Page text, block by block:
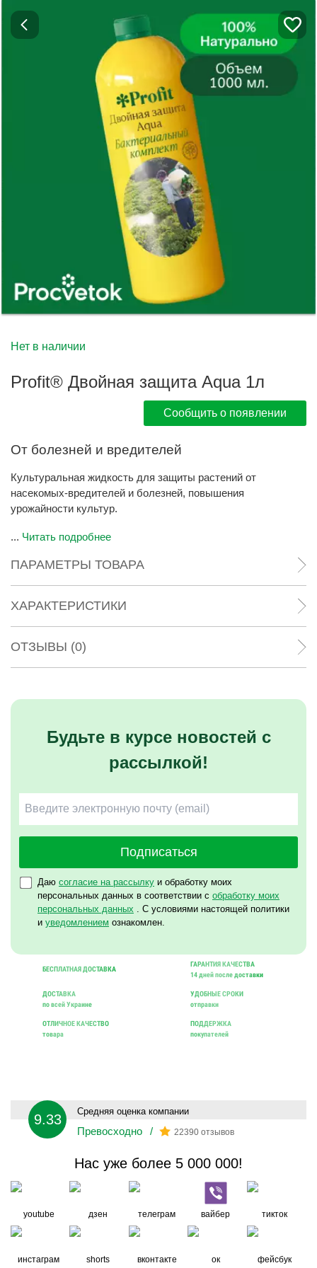
Нет в наличии
Profit® Двойная защита Aqua 1л
Сообщить о появлении
От болезней и вредителей
Культуральная жидкость для защиты растений от
насекомых-вредителей и болезней, повышения
урожайности культур.
... Читать подробнее
ПАРАМЕТРЫ ТОВАРА
ХАРАКТЕРИСТИКИ
ОТЗЫВЫ (0)
Будьте в курсе новостей с
рассылкой!
Подписаться
Даю согласие на рассылку и обработку моих
персональных данных в соответствии с обработку моих
персональных данных . С условиями настоящей политики
и уведомлением ознакомлен.
БЕСПЛАТНАЯ ДОСТАВКА
ГАРАНТИЯ КАЧЕСТВА
14 дней после доставки
ДОСТАВКА
по всей Украине
УДОБНЫЕ СРОКИ
отправки
ОТЛИЧНОЕ КАЧЕСТВО
товара
ПОДДЕРЖКА
покупателей
9.33
Средняя оценка компании
Превосходно / 22390 отзывов
Нас уже более 5 000 000!
youtube дзен телеграм вайбер тикток
инстаграм shorts вконтакте ок фейсбук